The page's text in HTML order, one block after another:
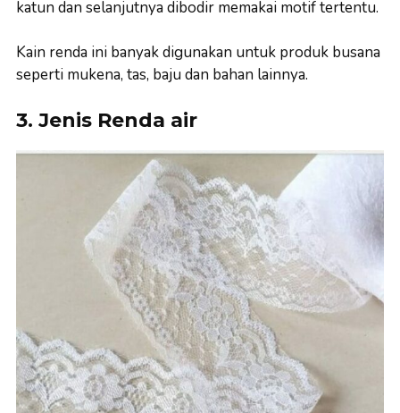
katun dan selanjutnya dibodir memakai motif tertentu.
Kain renda ini banyak digunakan untuk produk busana
seperti mukena, tas, baju dan bahan lainnya.
3. Jenis Renda air